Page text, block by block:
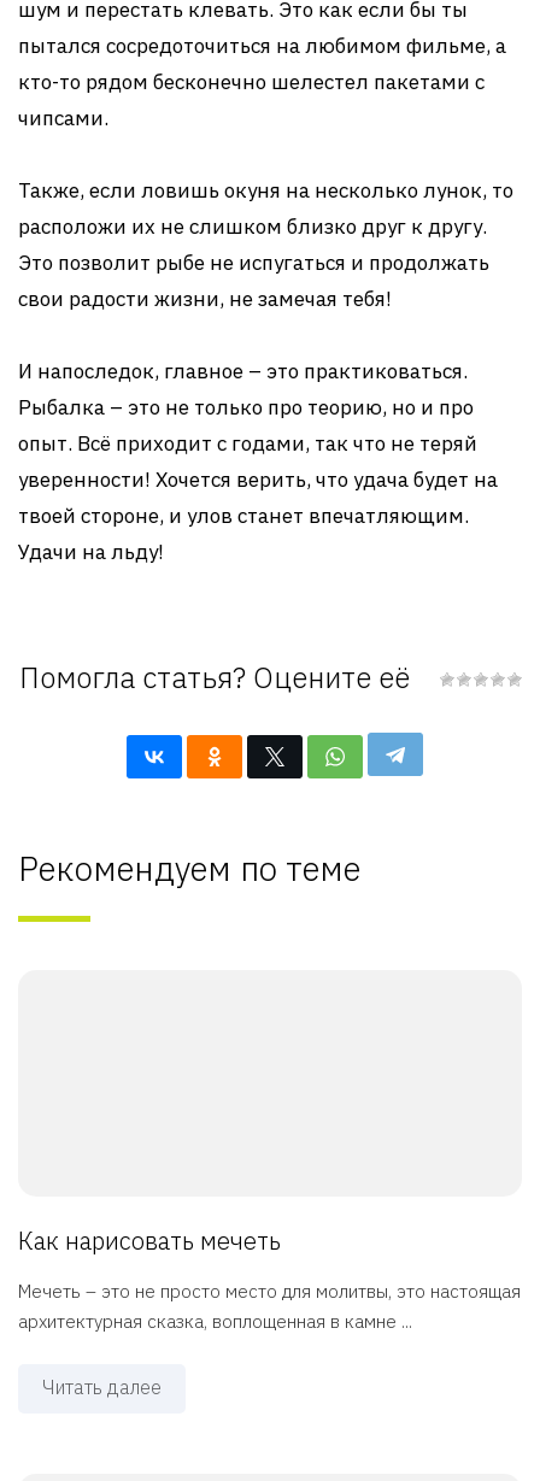
шум и перестать клевать. Это как если бы ты
пытался сосредоточиться на любимом фильме, а
кто-то рядом бесконечно шелестел пакетами с
чипсами.
Также, если ловишь окуня на несколько лунок, то
расположи их не слишком близко друг к другу.
Это позволит рыбе не испугаться и продолжать
свои радости жизни, не замечая тебя!
И напоследок, главное – это практиковаться.
Рыбалка – это не только про теорию, но и про
опыт. Всё приходит с годами, так что не теряй
уверенности! Хочется верить, что удача будет на
твоей стороне, и улов станет впечатляющим.
Удачи на льду!
Помогла статья? Оцените её
Рекомендуем по теме
Как нарисовать мечеть
Мечеть – это не просто место для молитвы, это настоящая
архитектурная сказка, воплощенная в камне ...
Читать далее